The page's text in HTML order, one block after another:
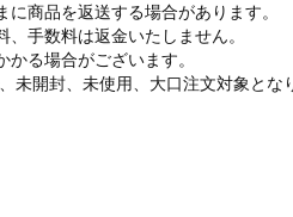
商品を返送する場合があります。
手数料は返金いたしません。
る場合がございます。
開封、未使用、大口注文対象とな